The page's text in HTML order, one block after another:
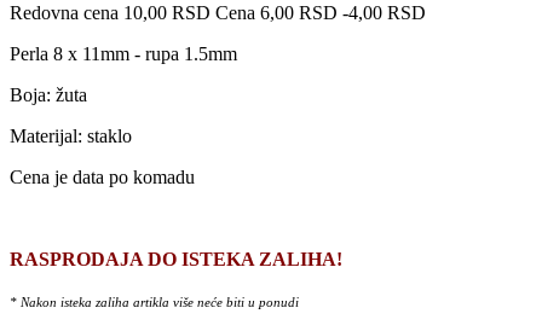
Redovna cena 10,00 RSD Cena 6,00 RSD -4,00 RSD
Perla 8 x 11mm - rupa 1.5mm
Boja: žuta
Materijal: staklo
Cena je data po komadu
RASPRODAJA DO ISTEKA ZALIHA!
* Nakon isteka zaliha artikla više neće biti u ponudi